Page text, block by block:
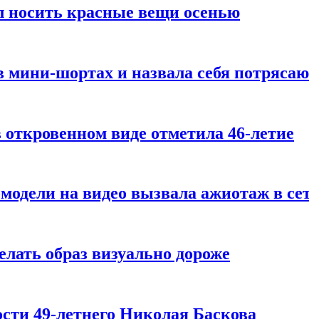
носить красные вещи осенью
шортах и назвала себя
виде отметила 46-летие
на видео вызвала ажиотаж в
образ визуально дороже
49-летнего Николая Баскова